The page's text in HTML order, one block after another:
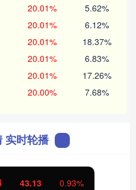
20.01% 5.62%
20.01% 6.12%
20.01% 18.37%
20.01% 6.83%
20.01% 17.26%
20.00% 7.68%
实时轮播
11.37 1.01%